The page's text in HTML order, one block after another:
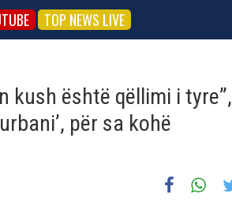
TOP NEWS LIVE
kush është qëllimi i tyre”,
për sa kohë